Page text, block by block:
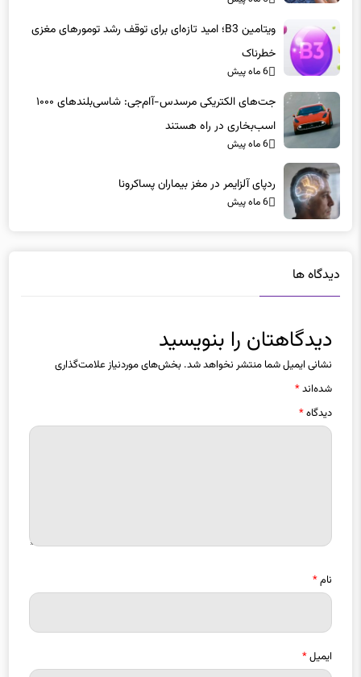
ویتامین B3؛ امید تازه‌ای برای توقف رشد تومورهای مغزی
خطرناک
6 ماه پیش
جت‌های الکتریکی مرسدس-آام‌جی: شاسی‌بلندهای ۱۰۰۰
اسب‌بخاری در راه هستند
6 ماه پیش
ردپای آلزایمر در مغز بیماران پساکرونا
6 ماه پیش
دیدگاه ها
دیدگاهتان را بنویسید
نشانی ایمیل شما منتشر نخواهد شد. بخش‌های موردنیاز علامت‌گذاری
شده‌اند*
دیدگاه*
نام*
ایمیل*